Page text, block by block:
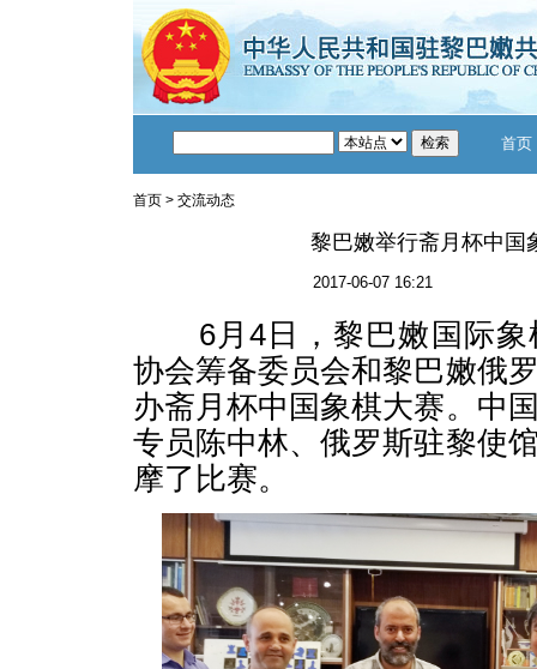
首页
首页 > 交流动态
黎巴嫩举行斋月杯中国
2017-06-07 16:21
6月4日，黎巴嫩国际象
协会筹备委员会和黎巴嫩俄
办斋月杯中国象棋大赛。中
专员陈中林、俄罗斯驻黎使
摩了比赛。